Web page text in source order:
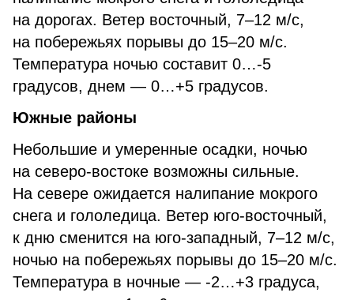
на дорогах. Ветер восточный, 7–12 м/с,
на побережьях порывы до 15–20 м/с.
Температура ночью составит 0…-5
градусов, днем — 0…+5 градусов.
Южные районы
Небольшие и умеренные осадки, ночью
на северо-востоке возможны сильные.
На севере ожидается налипание мокрого
снега и гололедица. Ветер юго-восточный,
к дню сменится на юго-западный, 7–12 м/с,
ночью на побережьях порывы до 15–20 м/с.
Температура в ночные — -2…+3 градуса,